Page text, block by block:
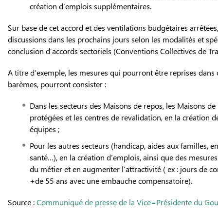
création d’emplois supplémentaires.
Sur base de cet accord et des ventilations budgétaires
discussions dans les prochains jours selon les modalités et
conclusion d’accords sectoriels (Conventions Collectives de
A titre d’exemple, les mesures qui pourront être reprises
barèmes, pourront consister :
Dans les secteurs des Maisons de repos, les Maisons
protégées et les centres de revalidation, en la création
équipes ;
Pour les autres secteurs (handicap, aides aux familles,
santé…), en la création d’emplois, ainsi que des
du métier et en augmenter l’attractivité ( ex : jours de
+de 55 ans avec une embauche compensatoire).
Source :Communiqué de presse de la Vice=Présidente du